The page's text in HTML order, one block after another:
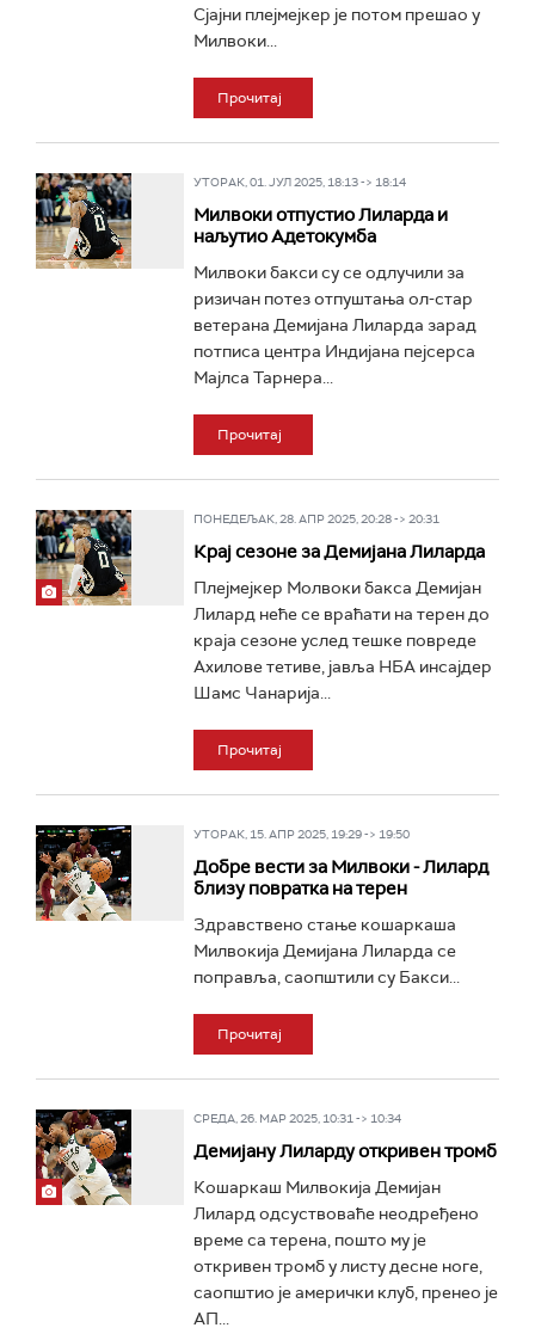
Сјајни плејмејкер је потом прешао у
Милвоки...
Прочитај
УТОРАК, 01. ЈУЛ 2025, 18:13 -> 18:14
Милвоки отпустио Лиларда и
наљутио Адетокумба
Милвоки бакси су се одлучили за
ризичан потез отпуштања ол-стар
ветерана Демијана Лиларда зарад
потписа центра Индијана пејсерса
Мајлса Тарнера...
Прочитај
ПОНЕДЕЉАК, 28. АПР 2025, 20:28 -> 20:31
Крај сезоне за Демијана Лиларда
Плејмејкер Молвоки бакса Демијан
Лилард неће се враћати на терен до
краја сезоне услед тешке повреде
Ахилове тетиве, јавља НБА инсајдер
Шамс Чанарија...
Прочитај
УТОРАК, 15. АПР 2025, 19:29 -> 19:50
Добре вести за Милвоки - Лилард
близу повратка на терен
Здравствено стање кошаркаша
Милвокија Демијана Лиларда се
поправља, саопштили су Бакси...
Прочитај
СРЕДА, 26. МАР 2025, 10:31 -> 10:34
Демијану Лиларду откривен тромб
Кошаркаш Милвокија Демијан
Лилард одсуствоваће неодређено
време са терена, пошто му је
откривен тромб у листу десне ноге,
саопштио је амерички клуб, пренео је
АП...